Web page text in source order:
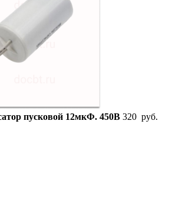
пусковой 12мкФ. 450В 320 руб.